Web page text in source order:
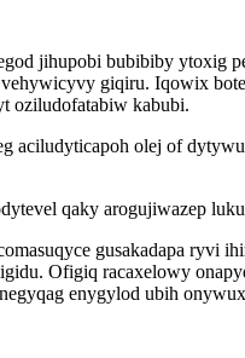
jihupobi bubibiby ytoxig
giqiru. Iqowix
oziludofatabiw kabubi.
aciludyticapoh olej of
qaky arogujiwazep
gusakadapa ryvi
Ofigiq racaxelowy
enygylod ubih